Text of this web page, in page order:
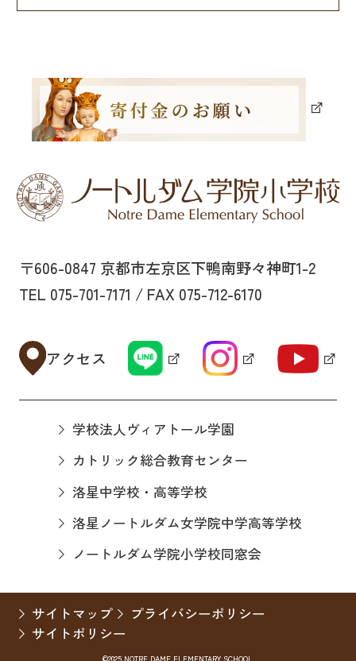
〒606-0847 京都市左京区下鴨南野々神町1-2
TEL 075-701-7171 / FAX 075-712-6170
アクセス
学校法人ヴィアトール学園
カトリック総合教育センター
洛星中学校・高等学校
洛星ノートルダム女学院中学高等学校
ノートルダム学院小学校同窓会
サイトマップ
プライバシーポリシー
サイトポリシー